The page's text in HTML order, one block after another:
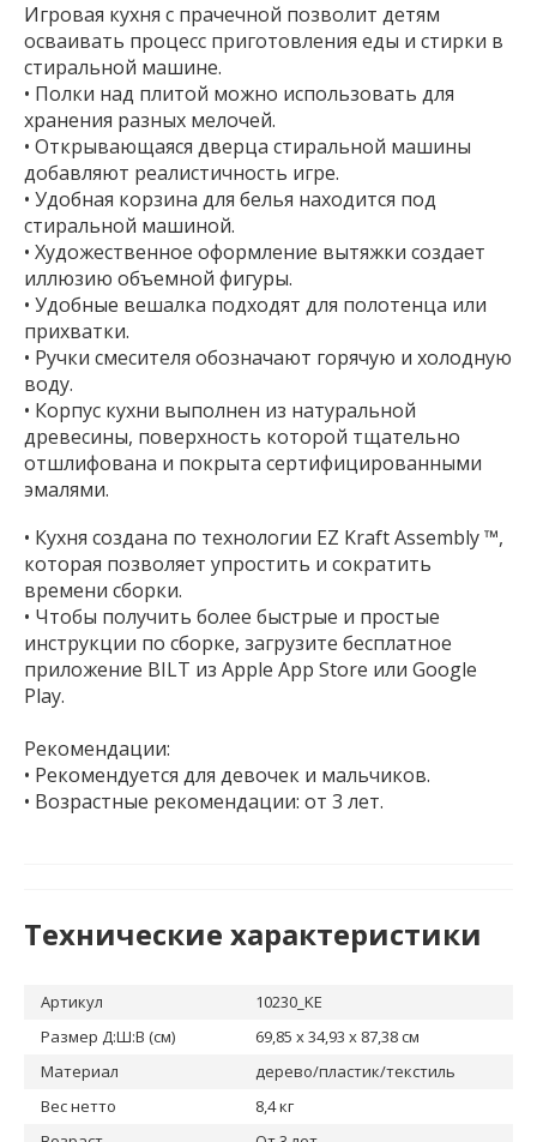
Игровая кухня с прачечной позволит детям
осваивать процесс приготовления еды и стирки в
стиральной машине.
• Полки над плитой можно использовать для
хранения разных мелочей.
• Открывающаяся дверца стиральной машины
добавляют реалистичность игре.
• Удобная корзина для белья находится под
стиральной машиной.
• Художественное оформление вытяжки создает
иллюзию объемной фигуры.
• Удобные вешалка подходят для полотенца или
прихватки.
• Ручки смесителя обозначают горячую и холодную
воду.
• Корпус кухни выполнен из натуральной
древесины, поверхность которой тщательно
отшлифована и покрыта сертифицированными
эмалями.
• Кухня создана по технологии EZ Kraft Assembly ™,
которая позволяет упростить и сократить
времени сборки.
• Чтобы получить более быстрые и простые
инструкции по сборке, загрузите бесплатное
приложение BILT из Apple App Store или Google
Play.
Рекомендации:
• Рекомендуется для девочек и мальчиков.
• Возрастные рекомендации: от 3 лет.
Технические характеристики
Артикул
10230_KE
Размер Д:Ш:В (см)
69,85 x 34,93 x 87,38 см
Материал
дерево/пластик/текстиль
Вес нетто
8,4 кг